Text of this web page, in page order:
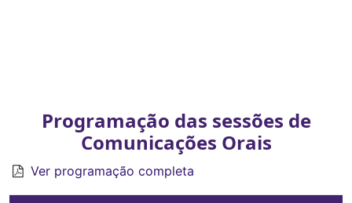
Programação das sessões de
Comunicações Orais
Ver programação completa